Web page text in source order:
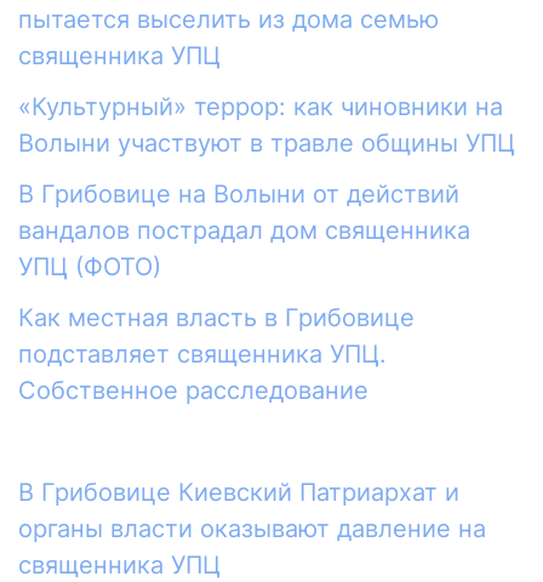
пытается выселить из дома семью
священника УПЦ
«Культурный» террор: как чиновники на
Волыни участвуют в травле общины УПЦ
В Грибовице на Волыни от действий
вандалов пострадал дом священника
УПЦ (ФОТО)
Как местная власть в Грибовице
подставляет священника УПЦ.
Собственное расследование
В Грибовице Киевский Патриархат и
органы власти оказывают давление на
священника УПЦ